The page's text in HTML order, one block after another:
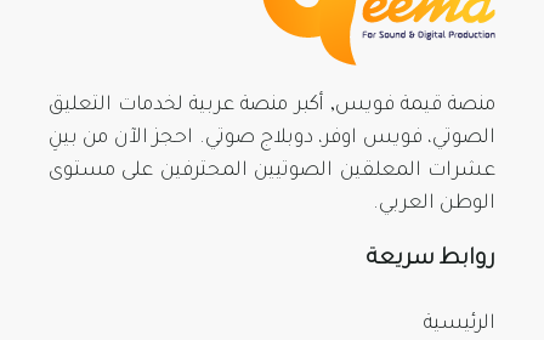
منصة قيمة فويس, أكبر منصة عربية لخدمات التعليق
الصوتي، فويس اوفر، دوبلاج صوتي. احجز الآن من بينِ
عشرات المعلقين الصوتيين المحترفين على مستوى
الوطن العربي.
روابط سريعة
الرئيسية